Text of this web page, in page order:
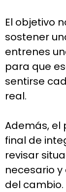
El objetivo
sostener
entrenes
para que
sentirse
real.
Además, el
final de
revisar
necesario
del cambio.